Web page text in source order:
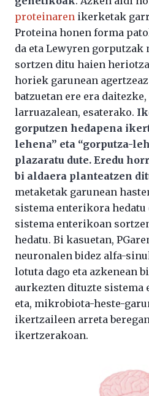
proteinaren ikerketak
Proteina honen forma
da eta Lewyren gorputzak
sortzen ditu haien
horiek garunean
batzuetan ere era
larruazalean, esaterako.
gorputzen hedapena
lehena” eta “gorputza-
plazaratu dute. Eredu
bi aldaera planteatzen
metaketak garunean
sistema enterikora hedatu
sistema enterikoan
hedatu. Bi kasuetan,
neuronalen bidez alfa-
lotuta dago eta azkenean
aurkezten dituzte sistema
eta, mikrobiota-heste-
ikertzaileen arreta
ikertzerakoan.